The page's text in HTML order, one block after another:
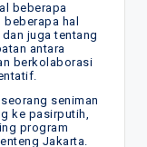
beberapa
hal
juga tentang
antara
berkolaborasi
seniman
ke pasirputih,
program
Jakarta.